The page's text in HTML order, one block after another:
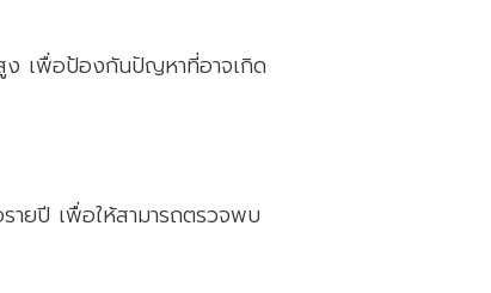
ง เพื่อป้องกันปัญหาที่อาจเกิด
รายปี เพื่อให้สามารถตรวจพบ